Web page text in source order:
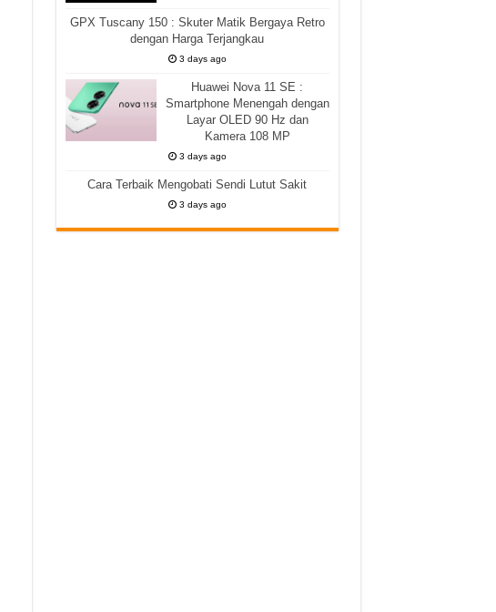
GPX Tuscany 150 : Skuter Matik Bergaya Retro
dengan Harga Terjangkau
3 days ago
Huawei Nova 11 SE :
Smartphone Menengah dengan
Layar OLED 90 Hz dan
Kamera 108 MP
3 days ago
Cara Terbaik Mengobati Sendi Lutut Sakit
3 days ago